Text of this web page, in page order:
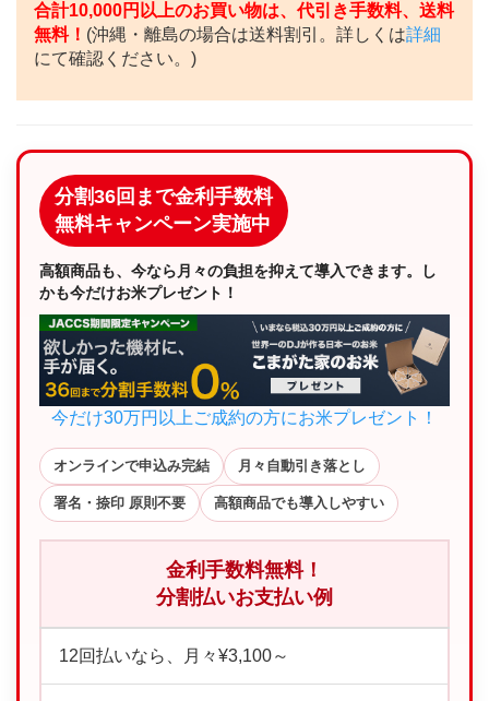
合計10,000円以上のお買い物は、代引き手数料、送料
無料！ (沖縄・離島の場合は送料割引。詳しくは詳細
にて確認ください。)
分割36回まで金利手数料
無料キャンペーン実施中
高額商品も、今なら月々の負担を抑えて導入できます。し
かも今だけお米プレゼント！
今だけ30万円以上ご成約の方にお米プレゼント！
オンラインで申込み完結 月々自動引き落とし
署名・捺印 原則不要 高額商品でも導入しやすい
金利手数料無料！
分割払いお支払い例
12回払いなら、月々¥3,100～